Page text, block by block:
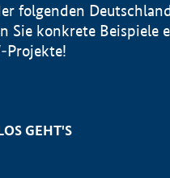
folgenden
Sie konkrete Beispiele
Projekte!
GEHT'S